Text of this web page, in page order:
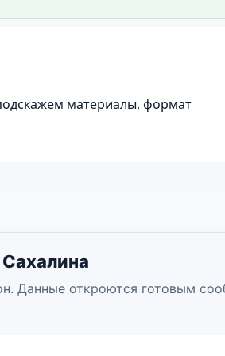
материалы, формат
Данные откроются готовым